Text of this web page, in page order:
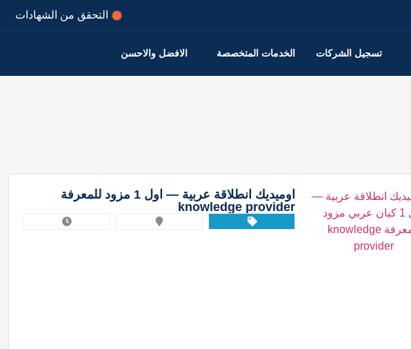
التحقق من الشهادات
تسجيل الشركات الخدمات المتخصصة الافضل والاحسن
اوميديك انطلاقة عربية — اول 1 مزود للمعرفة
knowledge provider